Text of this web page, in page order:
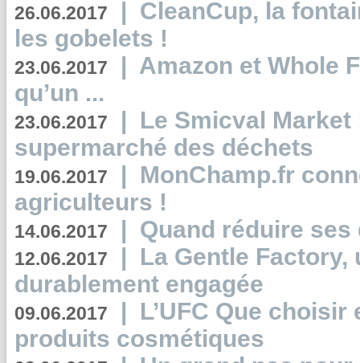
26.06.2017 | CleanCup, la
les gobelets !
23.06.2017 | Amazon et Whole
qu’un ...
23.06.2017 | Le Smicval
supermarché des déchets
19.06.2017 | MonChamp.fr
agriculteurs !
14.06.2017 | Quand réduire
12.06.2017 | La Gentle
durablement engagée
09.06.2017 | L’UFC Que
produits cosmétiques